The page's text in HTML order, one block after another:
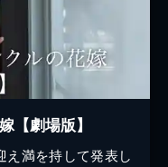
【劇場版】
え満を持して発表し